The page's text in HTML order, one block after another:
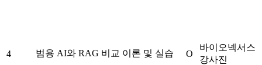
4 범용 AI와 RAG 비교 이론 및 실습 O
바이오넥서스
강사진